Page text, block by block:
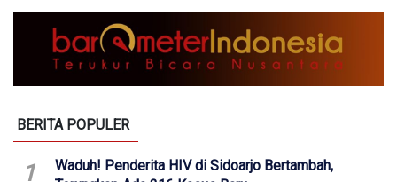
BERITA POPULER
1
Waduh! Penderita HIV di Sidoarjo Bertambah,